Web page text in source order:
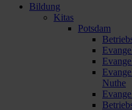
Bildung
Kitas
Potsdam
Nuthe